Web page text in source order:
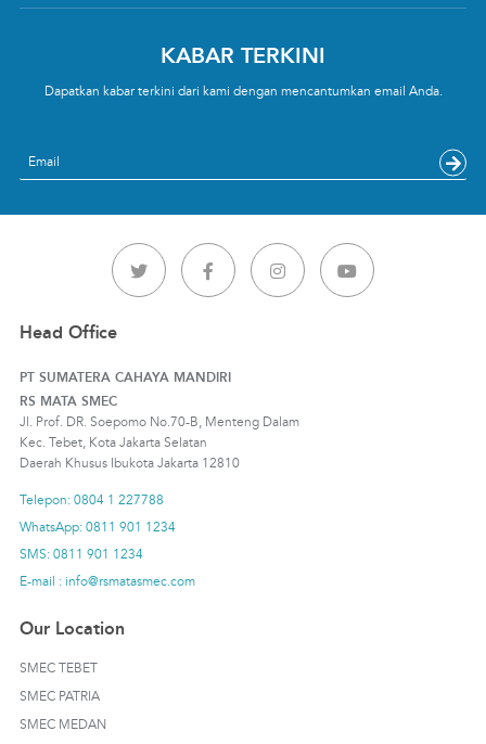
KABAR TERKINI
Dapatkan kabar terkini dari kami dengan mencantumkan email Anda.
Email
Head Office
PT SUMATERA CAHAYA MANDIRI
RS MATA SMEC
Jl. Prof. DR. Soepomo No.70-B, Menteng Dalam
Kec. Tebet, Kota Jakarta Selatan
Daerah Khusus Ibukota Jakarta 12810
Telepon: 0804 1 227788
WhatsApp: 0811 901 1234
SMS: 0811 901 1234
E-mail : info@rsmatasmec.com
Our Location
SMEC TEBET
SMEC PATRIA
SMEC MEDAN